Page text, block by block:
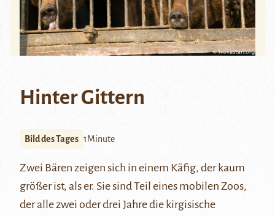
Hinter Gittern
Bild des Tages 1Minute
Zwei Bären zeigen sich in einem Käfig, der kaum
größer ist, als er. Sie sind Teil eines mobilen Zoos,
der alle zwei oder drei Jahre die kirgisische